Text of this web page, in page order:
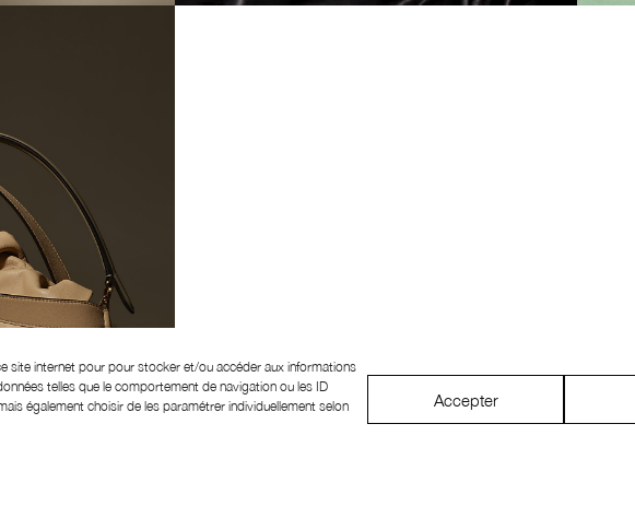
site internet pour pour stocker et/ou accéder aux informations
telles que le comportement de navigation ou les ID
également choisir de les paramétrer individuellement selon
Accepter